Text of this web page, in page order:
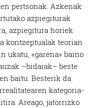
pertsonak. Azkenak
azpiegiturak
azpiegitura horiek
kontzeptualak teorian
ukatu, «garena» baino
–bidaiak– beste
baitu. Besterik da
kategoria-
Areago, jatorrizko